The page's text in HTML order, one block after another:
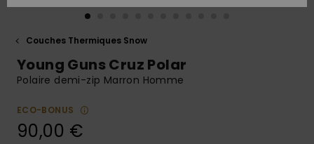
obtenir la
plus rapide
à votre
Couches Thermiques Snow
Young Guns Cruz Polar
Polaire demi-zip Marron Homme
ECO-BONUS
90,00 €